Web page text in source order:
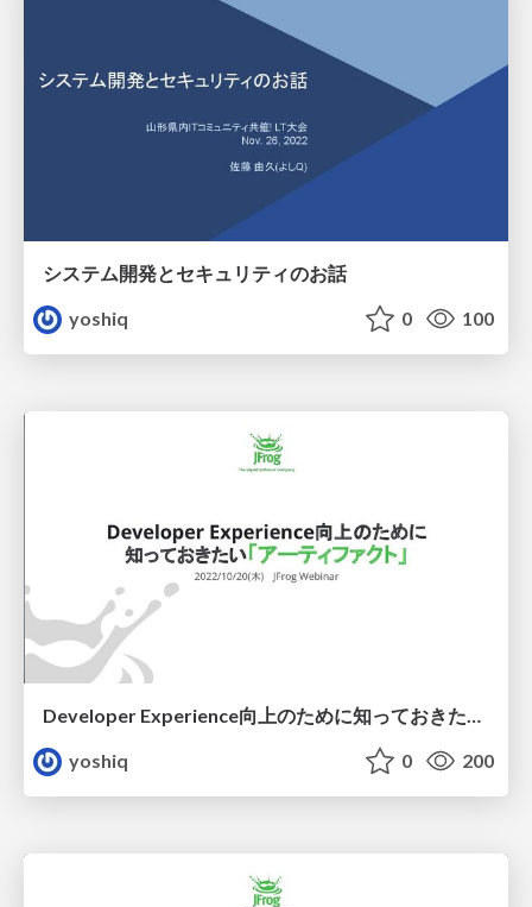
システム開発とセキュリティのお話
yoshiq
0 100
Developer Experience向上のために知っておきたい「アーティファクト」
yoshiq
0 200